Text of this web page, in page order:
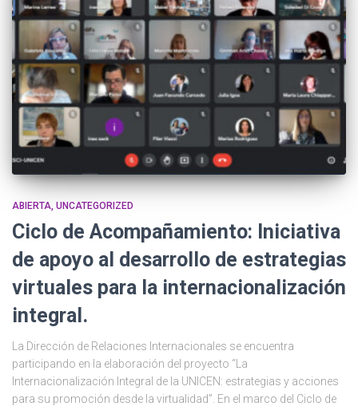
ABIERTA UNCATEGORIZED
Ciclo de Acompañamiento: Iniciativa
de apoyo al desarrollo de estrategias
virtuales para la internacionalización
integral.
La Dirección de Relaciones Internacionales se encuentra
participando en la elaboración del proyecto “La
Internacionalización Integral de la UNICEN: estrategias y acciones
para su promoción desde la virtualidad”. En el marco del Ciclo de